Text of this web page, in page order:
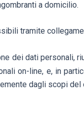
a domicilio.
tramite
dei dati personali,
on-line, e, in
dagli scopi del